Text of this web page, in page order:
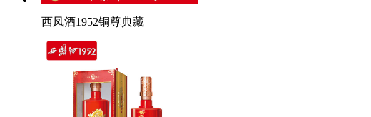
西凤酒1952铜尊典藏